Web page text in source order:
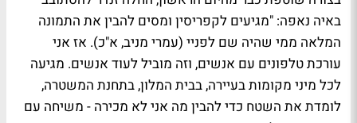
באיה נאפה: "מגיעים לקפריסין ומסים להבין את התמונה
המלאה ממי שהיה שם לפניי (עמרי מניב, א"כ). אז אני
עורכת טלפונים עם אנשים, וזה מוביל לעוד אנשים. מגיעה
לכל מיני מקומות בעיירה, בבית המלון, בתחנת המשטרה,
לומדת את השטח כדי להבין מה אני לא מכירה - משיחה עם